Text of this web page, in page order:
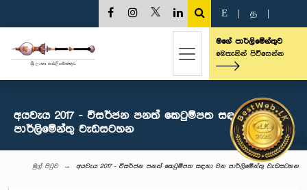
E த
මගේ පාර්ලිමේන්තුව
මෙතැනින් පිවිසෙන්න
අයවැය 2017 - විසර්ජන පනත් කෙටුම්පත සඳහා වන
පාර්ලිමේන්තු වැඩසටහන
මුල් පිටුව අයවැය 2017 - විසර්ජන පනත් කෙටුම්පත සඳහා වන පාර්ලිමේන්තු වැඩසටහන